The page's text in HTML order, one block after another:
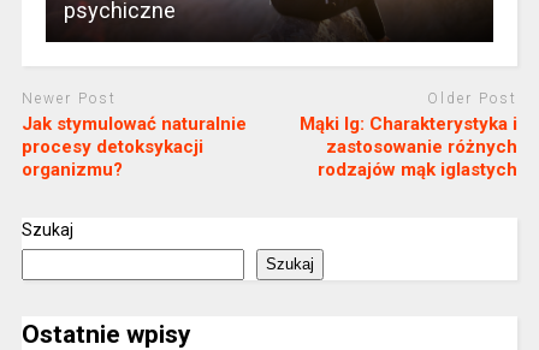
psychiczne
Newer Post
Jak stymulować naturalnie
procesy detoksykacji
organizmu?
Older Post
Mąki Ig: Charakterystyka i
zastosowanie różnych
rodzajów mąk iglastych
Szukaj
Szukaj
Ostatnie wpisy